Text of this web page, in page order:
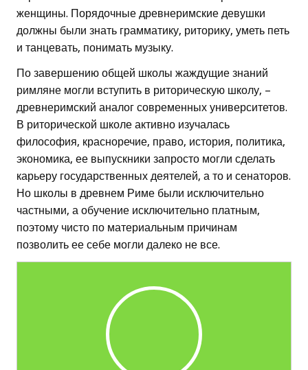
женщины. Порядочные древнеримские девушки
должны были знать грамматику, риторику, уметь петь
и танцевать, понимать музыку.
По завершению общей школы жаждущие знаний
римляне могли вступить в риторическую школу, –
древнеримский аналог современных университетов.
В риторической школе активно изучалась
философия, красноречие, право, история, политика,
экономика, ее выпускники запросто могли сделать
карьеру государственных деятелей, а то и сенаторов.
Но школы в древнем Риме были исключительно
частными, а обучение исключительно платным,
поэтому чисто по материальным причинам
позволить ее себе могли далеко не все.